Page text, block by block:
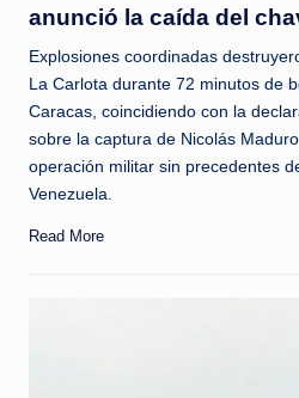
anunció la caída del
Explosiones coordinadas
La Carlota durante 72 minutos de
Caracas, coincidiendo con la
sobre la captura de Nicolás
operación militar sin precedentes
Venezuela.
Read More